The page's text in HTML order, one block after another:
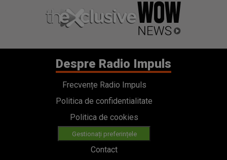
Despre Radio Impuls
Frecvențe Radio Impuls
Politica de confidentialitate
Politica de cookies
Gestionați preferințele
Contact